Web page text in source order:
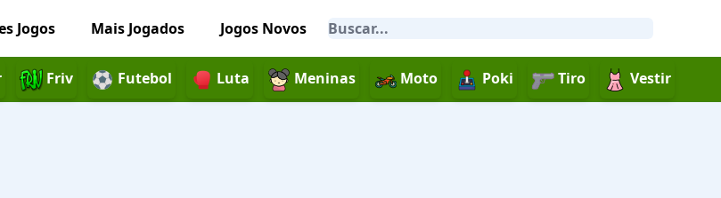
Jogos Mais Jogados Jogos Novos
Friv Futebol Luta Meninas Moto Poki Tiro Vestir